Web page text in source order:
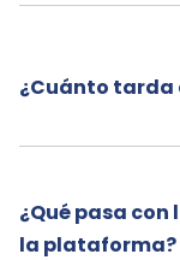
¿Cuánto tarda
¿Qué pasa
la plataforma?